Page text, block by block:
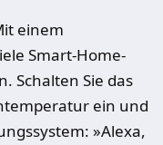
einem
Smart-Home-
Schalten Sie das
ein und
»Alexa,